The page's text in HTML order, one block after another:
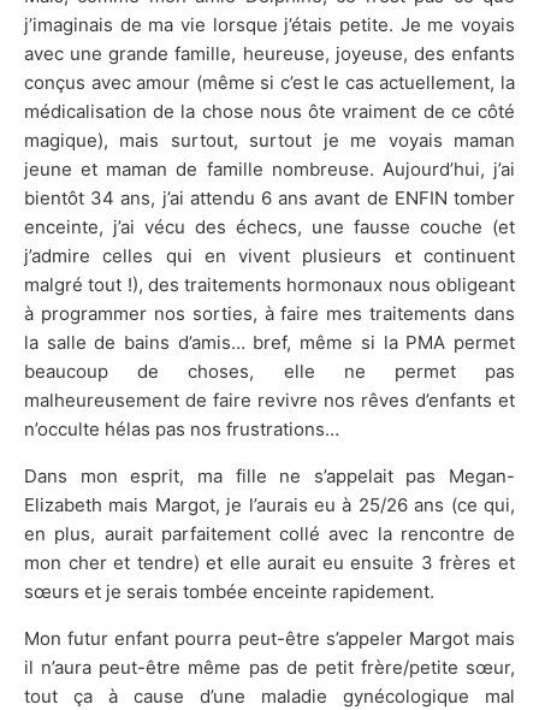
j’imaginais de ma vie lorsque j’étais petite. Je me voyais
avec une grande famille, heureuse, joyeuse, des enfants
conçus avec amour (même si c’est le cas actuellement, la
médicalisation de la chose nous ôte vraiment de ce côté
magique), mais surtout, surtout je me voyais maman
jeune et maman de famille nombreuse. Aujourd’hui, j’ai
bientôt 34 ans, j’ai attendu 6 ans avant de ENFIN tomber
enceinte, j’ai vécu des échecs, une fausse couche (et
j’admire celles qui en vivent plusieurs et continuent
malgré tout !), des traitements hormonaux nous obligeant
à programmer nos sorties, à faire mes traitements dans
la salle de bains d’amis… bref, même si la PMA permet
beaucoup de choses, elle ne permet pas
malheureusement de faire revivre nos rêves d’enfants et
n’occulte hélas pas nos frustrations…
Dans mon esprit, ma fille ne s’appelait pas Megan-
Elizabeth mais Margot, je l’aurais eu à 25/26 ans (ce qui,
en plus, aurait parfaitement collé avec la rencontre de
mon cher et tendre) et elle aurait eu ensuite 3 frères et
sœurs et je serais tombée enceinte rapidement.
Mon futur enfant pourra peut-être s’appeler Margot mais
il n’aura peut-être même pas de petit frère/petite sœur,
tout ça à cause d’une maladie gynécologique mal